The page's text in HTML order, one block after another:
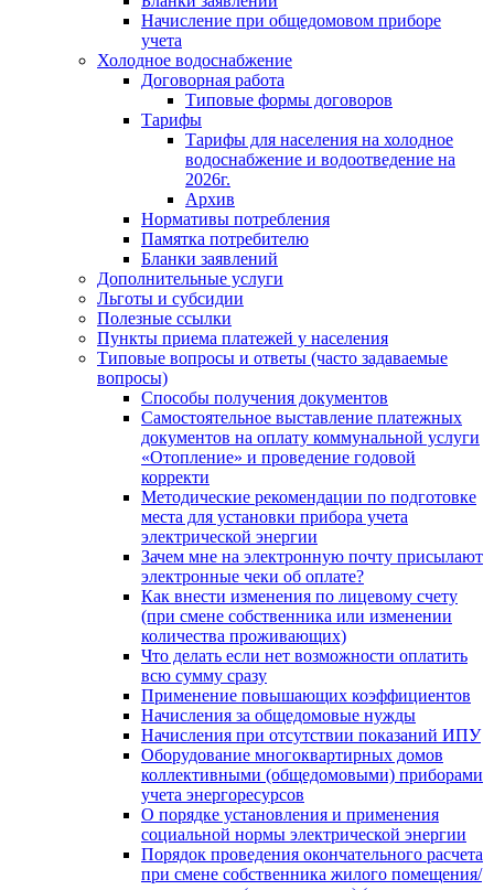
Начисление при общедомовом приборе
учета
Холодное водоснабжение
Договорная работа
Типовые формы договоров
Тарифы
Тарифы для населения на холодное
водоснабжение и водоотведение на
2026г.
Архив
Нормативы потребления
Памятка потребителю
Бланки заявлений
Дополнительные услуги
Льготы и субсидии
Полезные ссылки
Пункты приема платежей у населения
Типовые вопросы и ответы (часто задаваемые
вопросы)
Способы получения документов
Самостоятельное выставление платежных
документов на оплату коммунальной услуги
«Отопление» и проведение годовой
корректи
Методические рекомендации по подготовке
места для установки прибора учета
электрической энергии
Зачем мне на электронную почту присылают
электронные чеки об оплате?
Как внести изменения по лицевому счету
(при смене собственника или изменении
количества проживающих)
Что делать если нет возможности оплатить
всю сумму сразу
Применение повышающих коэффициентов
Начисления за общедомовые нужды
Начисления при отсутствии показаний ИПУ
Оборудование многоквартирных домов
коллективными (общедомовыми) приборами
учета энергоресурсов
О порядке установления и применения
социальной нормы электрической энергии
Порядок проведения окончательного расчета
при смене собственника жилого помещения/